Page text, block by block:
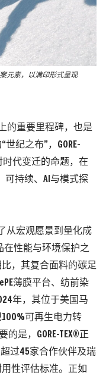
元素，以满印形式呈现
的重要里程碑，也是
纪之布”，GORE-
时代变迁的命题，在
可持续、AI与模式探
从宏观愿景到量化成
在性能与环境保护之
，其复合面料的碳足
薄膜平台、纺前染
年，其位于美国马
可再生电力转
是，GORE-TEX®正
过45家合作伙伴及瑞
性评估标准。正如